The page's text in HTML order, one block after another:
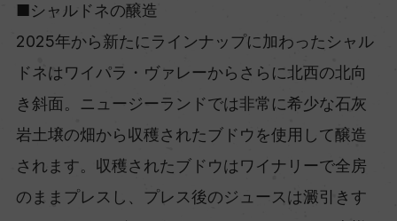
■シャルドネの醸造
2025年から新たにラインナップに加わったシャル
ドネはワイパラ・ヴァレーからさらに北西の北向
き斜面。ニュージーランドでは非常に希少な石灰
岩土壌の畑から収穫されたブドウを使用して醸造
されます。収穫されたブドウはワイナリーで全房
のままプレスし、プレス後のジュースは澱引きす